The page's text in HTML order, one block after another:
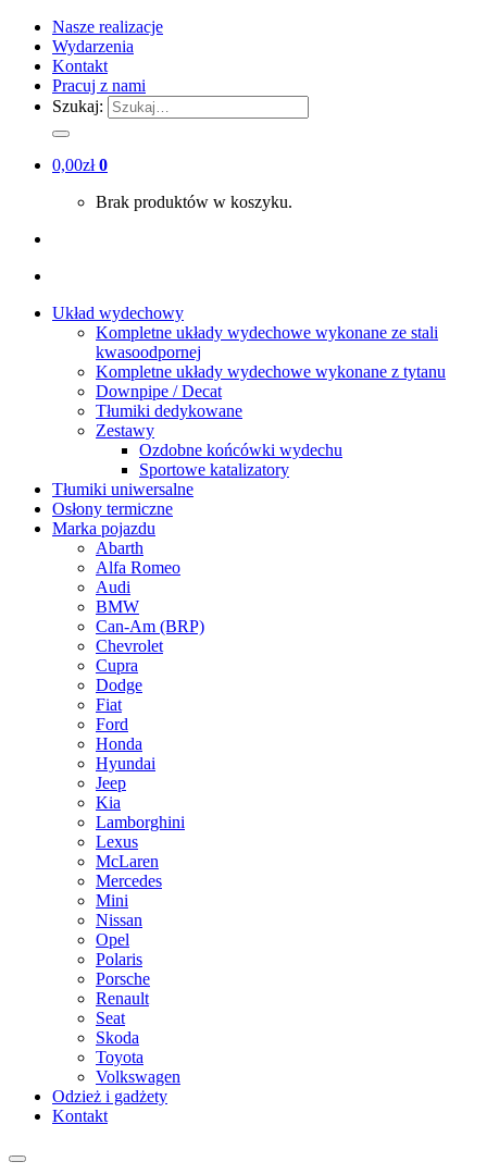
Nasze realizacje
Wydarzenia
Kontakt
Pracuj z nami
Szukaj:
0,00zł 0
Brak produktów w koszyku.
Układ wydechowy
Kompletne układy wydechowe wykonane ze stali
kwasoodpornej
Kompletne układy wydechowe wykonane z tytanu
Downpipe / Decat
Tłumiki dedykowane
Zestawy
Ozdobne końcówki wydechu
Sportowe katalizatory
Tłumiki uniwersalne
Osłony termiczne
Marka pojazdu
Abarth
Alfa Romeo
Audi
BMW
Can-Am (BRP)
Chevrolet
Cupra
Dodge
Fiat
Ford
Honda
Hyundai
Jeep
Kia
Lamborghini
Lexus
McLaren
Mercedes
Mini
Nissan
Opel
Polaris
Porsche
Renault
Seat
Skoda
Toyota
Volkswagen
Odzież i gadżety
Kontakt